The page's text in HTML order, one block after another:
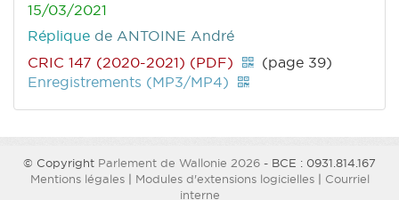
15/03/2021
Réplique de ANTOINE André
CRIC 147 (2020-2021) (PDF)
(page 39)
Enregistrements (MP3/MP4)
© Copyright Parlement de Wallonie 2026 - BCE : 0931.814.167
Mentions légales| Modules d'extensions logicielles| Courriel
interne